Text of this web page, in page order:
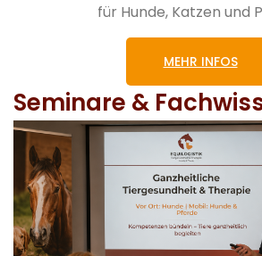
für Hunde, Katzen und
MEHR INFOS
Seminare &